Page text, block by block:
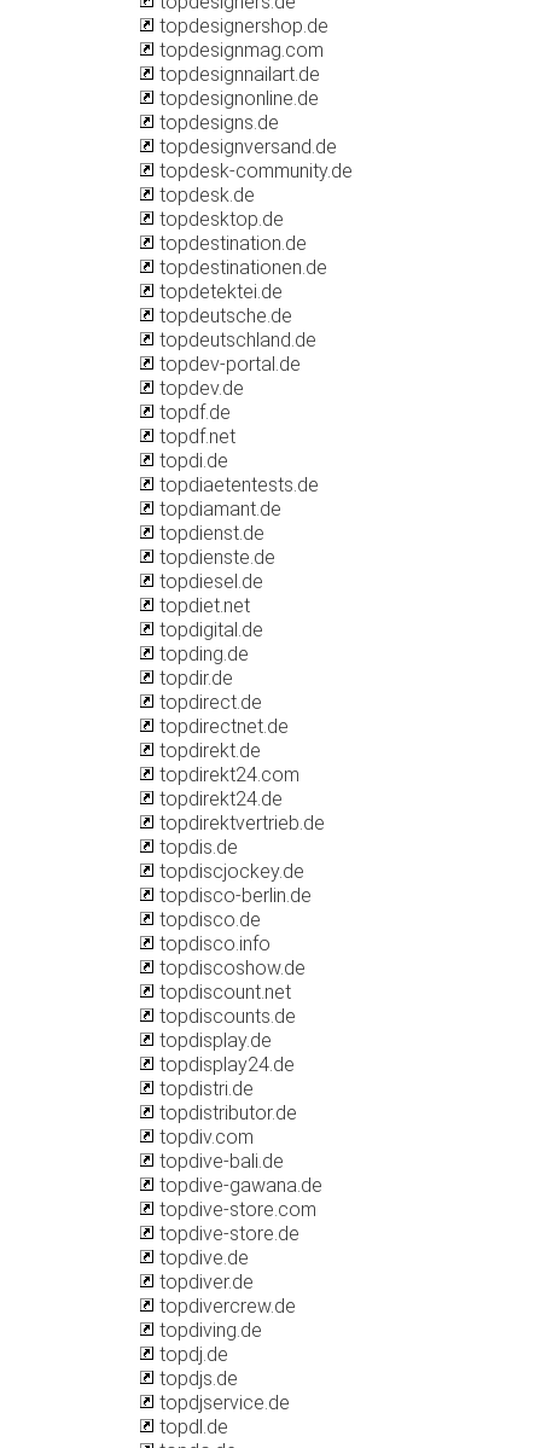
topdesignershop.de
topdesignmag.com
topdesignnailart.de
topdesignonline.de
topdesigns.de
topdesignversand.de
topdesk-community.de
topdesk.de
topdesktop.de
topdestination.de
topdestinationen.de
topdetektei.de
topdeutsche.de
topdeutschland.de
topdev-portal.de
topdev.de
topdf.de
topdf.net
topdi.de
topdiaetentests.de
topdiamant.de
topdienst.de
topdienste.de
topdiesel.de
topdiet.net
topdigital.de
topding.de
topdir.de
topdirect.de
topdirectnet.de
topdirekt.de
topdirekt24.com
topdirekt24.de
topdirektvertrieb.de
topdis.de
topdiscjockey.de
topdisco-berlin.de
topdisco.de
topdisco.info
topdiscoshow.de
topdiscount.net
topdiscounts.de
topdisplay.de
topdisplay24.de
topdistri.de
topdistributor.de
topdiv.com
topdive-bali.de
topdive-gawana.de
topdive-store.com
topdive-store.de
topdive.de
topdiver.de
topdivercrew.de
topdiving.de
topdj.de
topdjs.de
topdjservice.de
topdl.de